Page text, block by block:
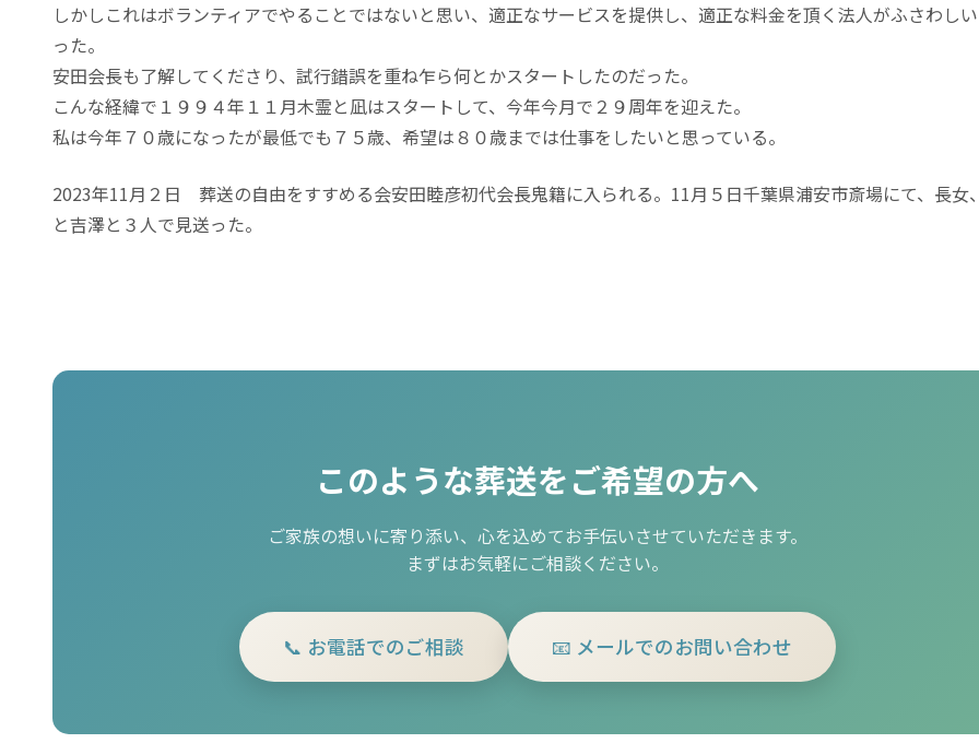
しかしこれはボランティアでやることではないと思い、適正なサービスを提供し、適正な料金を頂く法人がふさわし
った。
安田会長も了解してくださり、試行錯誤を重ね乍ら何とかスタートしたのだった。
こんな経緯で１９９４年１１月木霊と凪はスタートして、今年今月で２９周年を迎えた。
私は今年７０歳になったが最低でも７５歳、希望は８０歳までは仕事をしたいと思っている。
2023年11月２日 葬送の自由をすすめる会安田睦彦初代会長鬼籍に入られる。11月５日千葉県浦安市斎場にて、長女
と吉澤と３人で見送った。
このような葬送をご希望の方へ
ご家族の想いに寄り添い、心を込めてお手伝いさせていただきます。
まずはお気軽にご相談ください。
📞 お電話でのご相談 📧 メールでのお問い合わせ